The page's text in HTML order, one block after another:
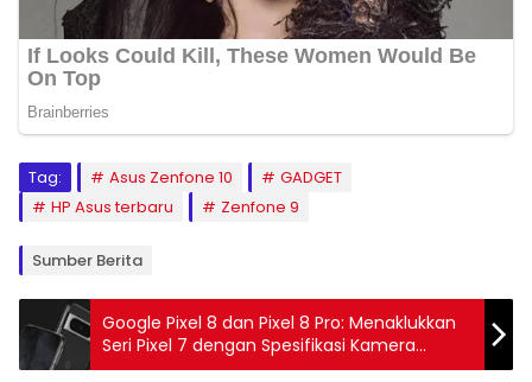
Tag: Asus Zenfone 10
GADGET
HP Asus terbaru
Zenfone 9
Sumber Berita
Google Pixel 8 dan Pixel 8 Pro: Menaklukkan
Seri Pixel 7 dengan Spesifikasi Kamera
Mengagumkan!